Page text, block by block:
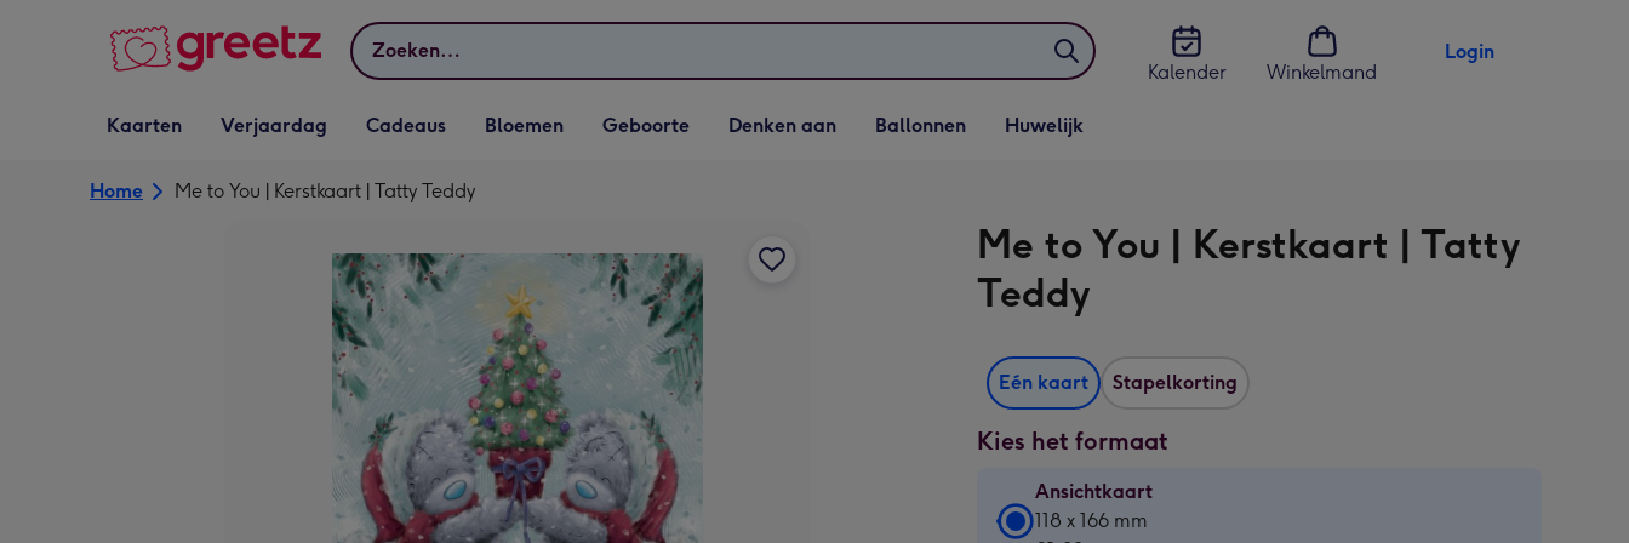
Zoeken
Kalender
Winkelmand
Login
Vervolgkeuzelijst
Kaarten openen
Kaarten
Vervolgkeuzelijst
Verjaardag openen
Verjaardag
Vervolgkeuzelijst
Cadeaus openen
Cadeaus
Vervolgkeuzelijst
Bloemen openen
Bloemen
Vervolgkeuzelijst
Geboorte openen
Geboorte
Vervolgkeuzelijst
Denken aan openen
Denken aan
Vervolgkeuzelijst
Ballonnen openen
Ballonnen
Vervolgkeuzelijst
Huwelijk openen
Huwelijk
Home Me to You | Kerstkaart | Tatty Teddy
Me to You | Kerstkaart | Tatty
Teddy
Eén kaart Stapelkorting
Kies het formaat
Ansichtkaart
Ansichtkaart
118 x 166 mm